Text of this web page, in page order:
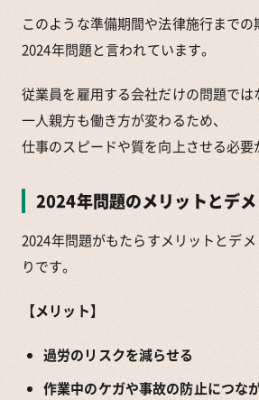
このような準備期間や法律施行までの
2024年問題と言われています。
従業員を雇用する会社だけの問題では
一人親方も働き方が変わるため、
仕事のスピードや質を向上させる必要
2024年問題のメリットとデ
2024年問題がもたらすメリットとデ
りです。
【メリット】
過労のリスクを減らせる
作業中のケガや事故の防止につな